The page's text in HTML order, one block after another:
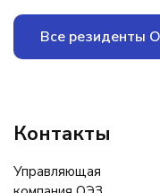
Все
Контакты
Управляющая